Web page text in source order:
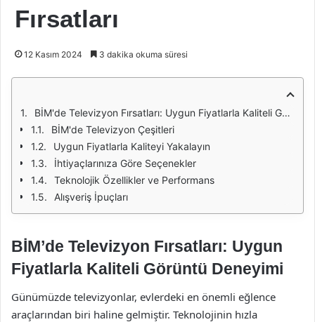
Fırsatları
12 Kasım 2024 3 dakika okuma süresi
BİM'de Televizyon Fırsatları: Uygun Fiyatlarla Kaliteli Görüntü Deneyimi
BİM'de Televizyon Çeşitleri
Uygun Fiyatlarla Kaliteyi Yakalayın
İhtiyaçlarınıza Göre Seçenekler
Teknolojik Özellikler ve Performans
Alışveriş İpuçları
BİM’de Televizyon Fırsatları: Uygun
Fiyatlarla Kaliteli Görüntü Deneyimi
Günümüzde televizyonlar, evlerdeki en önemli eğlence
araçlarından biri haline gelmiştir. Teknolojinin hızla